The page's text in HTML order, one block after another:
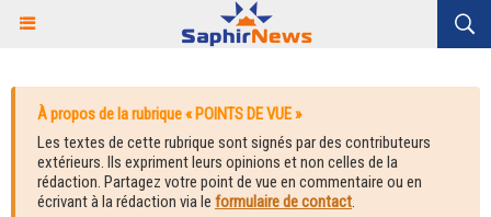
À propos de la rubrique « POINTS DE VUE »
Les textes de cette rubrique sont signés par des contributeurs
extérieurs. Ils expriment leurs opinions et non celles de la
rédaction. Partagez votre point de vue en commentaire ou en
écrivant à la rédaction via le formulaire de contact.